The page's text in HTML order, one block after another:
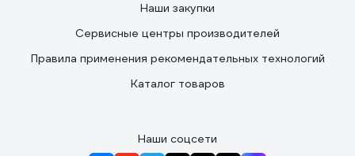
Наши закупки
Сервисные центры производителей
Правила применения рекомендательных технологий
Каталог товаров
Наши соцсети